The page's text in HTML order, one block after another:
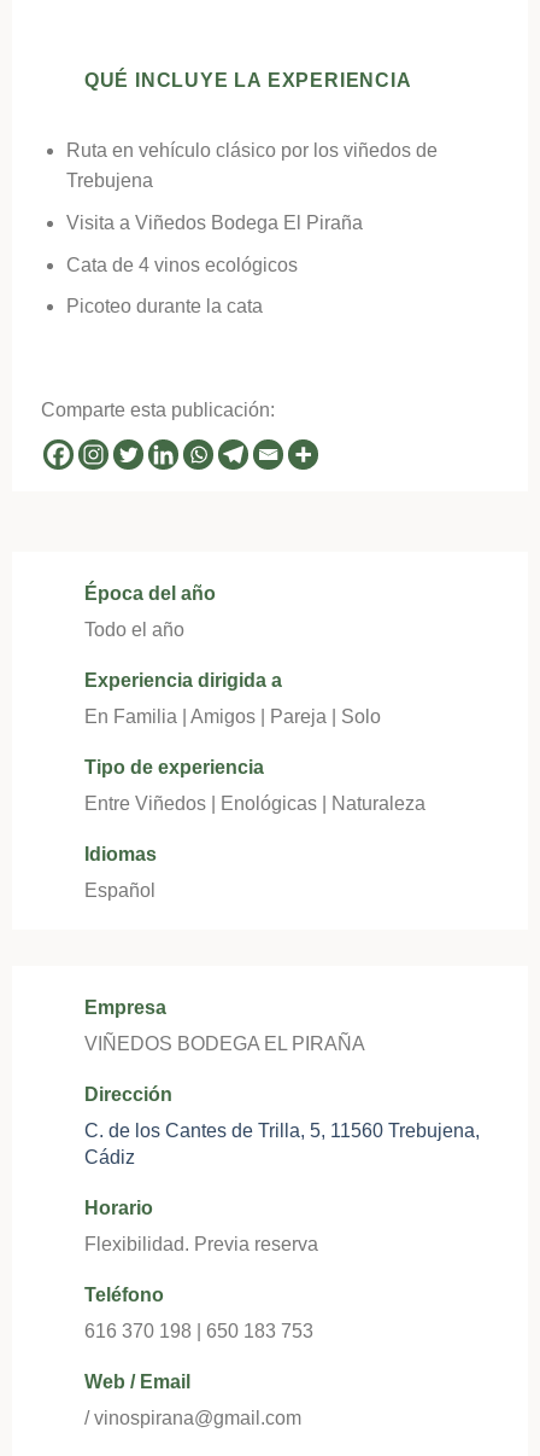
QUÉ INCLUYE LA EXPERIENCIA
Ruta en vehículo clásico por los viñedos de
Trebujena
Visita a Viñedos Bodega El Piraña
Cata de 4 vinos ecológicos
Picoteo durante la cata
Comparte esta publicación:
Época del año
Todo el año
Experiencia dirigida a
En Familia | Amigos | Pareja | Solo
Tipo de experiencia
Entre Viñedos | Enológicas | Naturaleza
Idiomas
Español
Empresa
VIÑEDOS BODEGA EL PIRAÑA
Dirección
C. de los Cantes de Trilla, 5, 11560 Trebujena,
Cádiz
Horario
Flexibilidad. Previa reserva
Teléfono
616 370 198 | 650 183 753
Web / Email
/ vinospirana@gmail.com